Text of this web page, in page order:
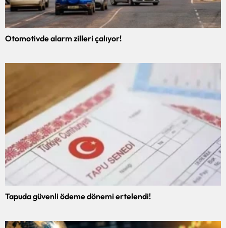
Otomotivde alarm zilleri çalıyor!
Tapuda güvenli ödeme dönemi ertelendi!